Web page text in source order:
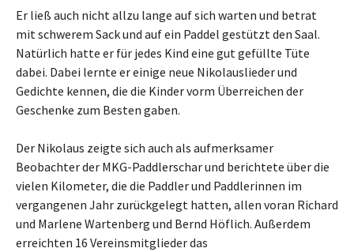
Er ließ auch nicht allzu lange auf sich warten und betrat
mit schwerem Sack und auf ein Paddel gestützt den Saal.
Natürlich hatte er für jedes Kind eine gut gefüllte Tüte
dabei. Dabei lernte er einige neue Nikolauslieder und
Gedichte kennen, die die Kinder vorm Überreichen der
Geschenke zum Besten gaben.
Der Nikolaus zeigte sich auch als aufmerksamer
Beobachter der MKG-Paddlerschar und berichtete über die
vielen Kilometer, die die Paddler und Paddlerinnen im
vergangenen Jahr zurückgelegt hatten, allen voran Richard
und Marlene Wartenberg und Bernd Höflich. Außerdem
erreichten 16 Vereinsmitglieder das